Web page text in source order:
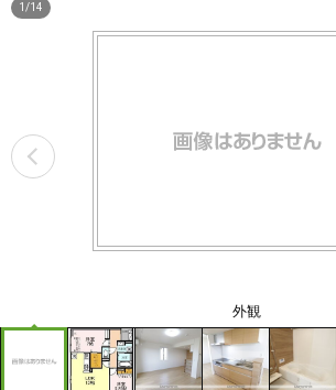
外観
1 /14